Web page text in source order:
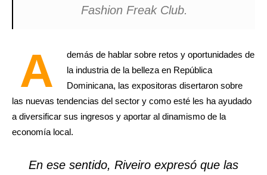
Fashion Freak Club.
A
demás de hablar sobre retos y oportunidades de
la industria de la belleza en República
Dominicana, las expositoras disertaron sobre
las nuevas tendencias del sector y como esté les ha ayudado
a diversificar sus ingresos y aportar al dinamismo de la
economía local.
En ese sentido, Riveiro expresó que las